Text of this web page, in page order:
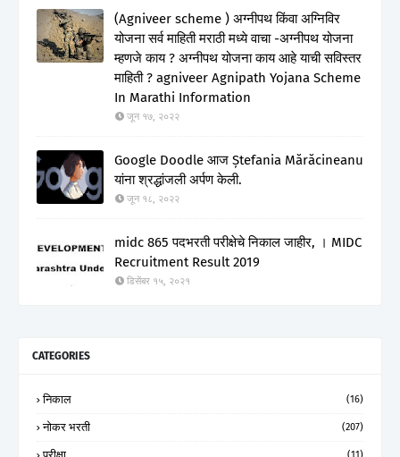
(Agniveer scheme ) अग्नीपथ किंवा अग्निविर
योजना सर्व माहिती मराठी मध्ये वाचा -अग्नीपथ योजना
म्हणजे काय ? अग्नीपथ योजना काय आहे याची सविस्तर
माहिती ? agniveer Agnipath Yojana Scheme
In Marathi Information
जून १७, २०२२
Google Doodle आज Ștefania Mărăcineanu
यांना श्रद्धांजली अर्पण केली.
जून १८, २०२२
midc 865 पदभरती परीक्षेचे निकाल जाहीर, । MIDC
Recruitment Result 2019
डिसेंबर १५, २०२१
CATEGORIES
निकाल (16)
नोकर भरती (207)
(11)